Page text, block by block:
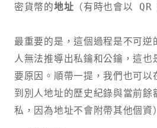
密貨幣的地址 （有時也會以 QR
最重要的是，這個過程是不可逆
人無法推導出私鑰和公鑰，這也
要原因。順帶一提，我們也可以
到別人地址的歷史紀錄與當前餘
私，因為地址不會附帶其他個資